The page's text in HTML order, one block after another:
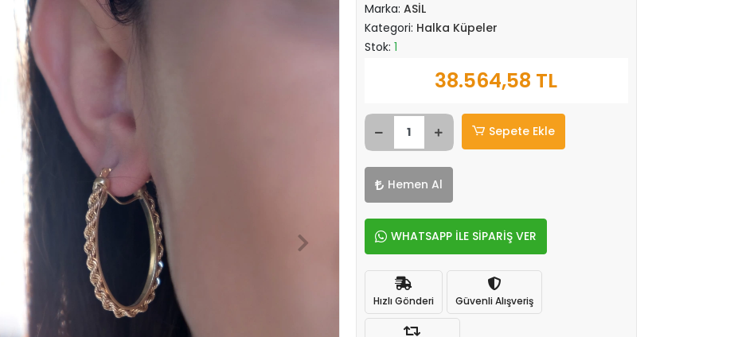
Marka: ASİL
Kategori: Halka Küpeler
Stok: 1
38.564,58 TL
Sepete Ekle
Hemen Al
WHATSAPP İLE SİPARİŞ VER
Hızlı Gönderi Güvenli Alışveriş